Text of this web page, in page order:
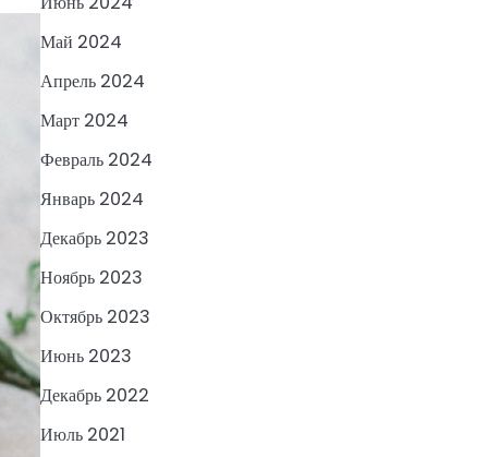
Май 2024
Апрель 2024
Март 2024
Февраль 2024
Январь 2024
Декабрь 2023
Ноябрь 2023
Октябрь 2023
Июнь 2023
Декабрь 2022
Июль 2021